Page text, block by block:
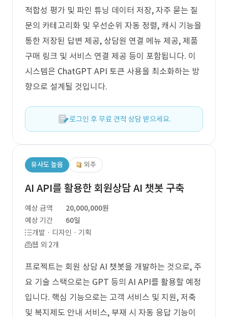
적합성 평가 및 파인 튜닝 데이터 저장, 자주 묻는 질
문의 카테고리화 및 우선순위 자동 정렬, 캐시 기능을
통한 저장된 답변 제공, 상담원 연결 메뉴 제공, 제품
구매 링크 및 서비스 연결 제공 등이 포함됩니다. 이
시스템은 ChatGPT API 토큰 사용을 최소화하는 방
향으로 설계될 것입니다.
로그인 후 무료 견적 상담 받으세요.
유사도 높음 외주
AI API를 활용한 회원상담 AI 챗봇 구축
예상 금액
20,000,000원
예상 기간
60일
개발 · 디자인 · 기획
웹 외 2개
프로젝트는 회원 상담 AI 챗봇을 개발하는 것으로, 주
요 기술 스택으로는 GPT 등의 AI API를 활용할 예정
입니다. 핵심 기능으로는 고객 서비스 및 지원, 저축
및 복지제도 안내 서비스, 부재 시 자동 응답 기능이